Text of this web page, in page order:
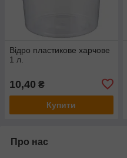
Відро пластикове харчове
1 л.
10,40 ₴
Купити
Про нас